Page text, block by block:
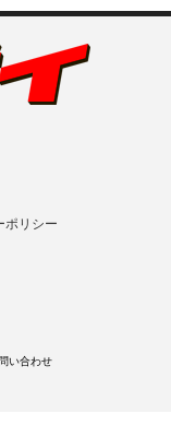
ポリシー
い合わせ